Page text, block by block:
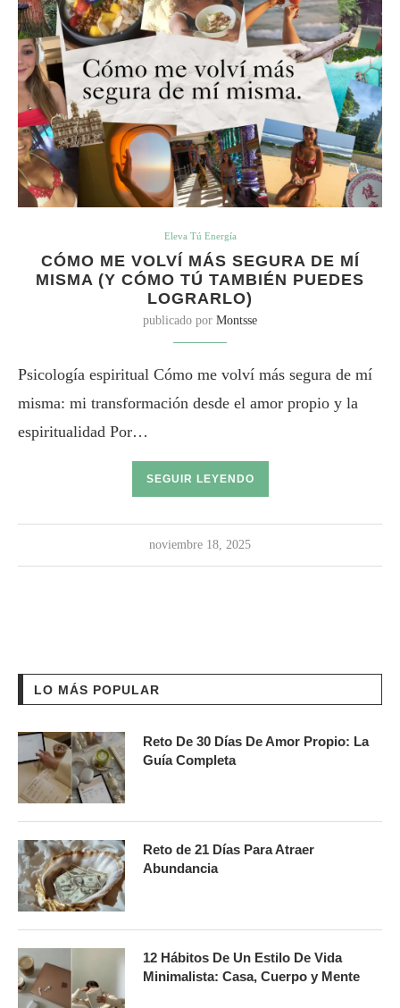
Eleva Tú Energía
CÓMO ME VOLVÍ MÁS SEGURA DE MÍ
MISMA (Y CÓMO TÚ TAMBIÉN PUEDES
LOGRARLO)
publicado por Montsse
Psicología espiritual Cómo me volví más segura de mí
misma: mi transformación desde el amor propio y la
espiritualidad Por…
SEGUIR LEYENDO
noviembre 18, 2025
LO MÁS POPULAR
Reto De 30 Días De Amor Propio: La
Guía Completa
Reto de 21 Días Para Atraer
Abundancia
12 Hábitos De Un Estilo De Vida
Minimalista: Casa, Cuerpo y Mente